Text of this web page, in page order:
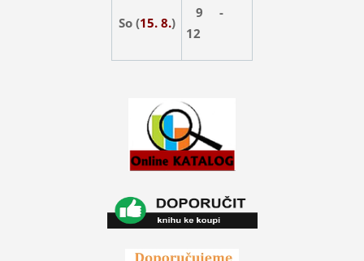
So (15. 8.)
9 -
12